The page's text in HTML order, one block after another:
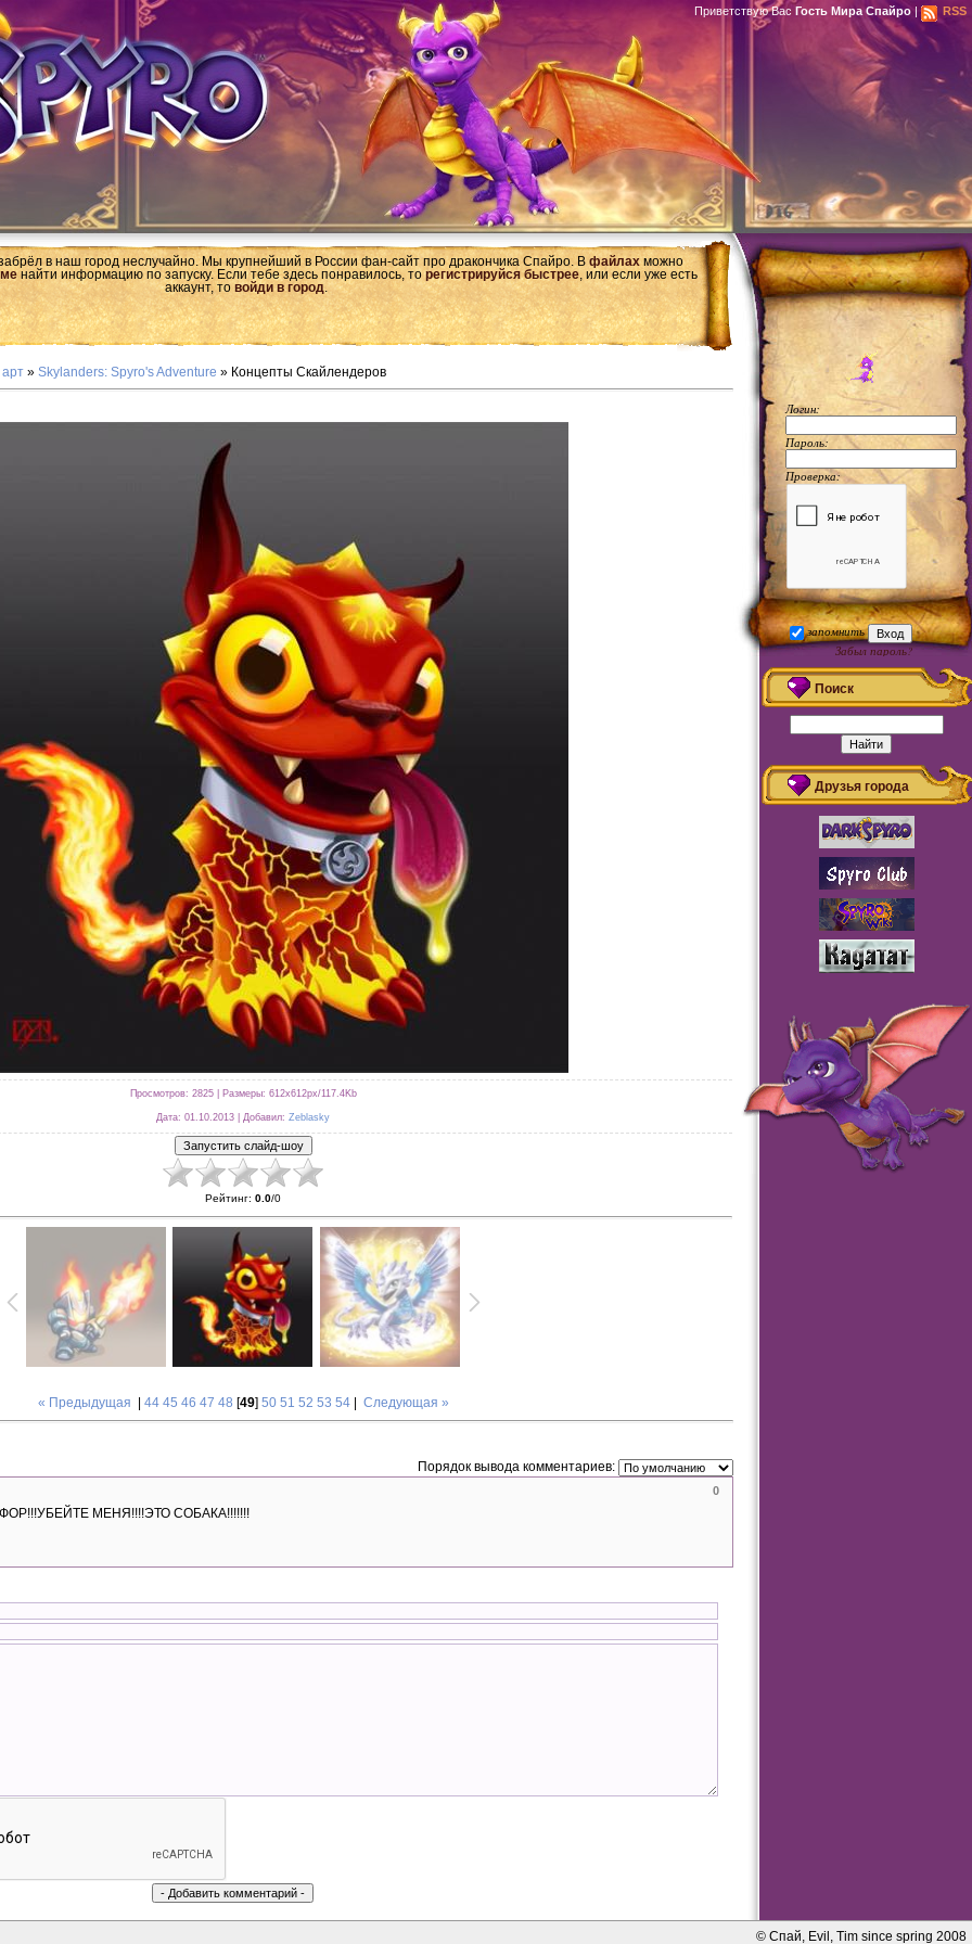
Приветствую Вас Гость Мира Спайро | RSS
в наш город неслучайно. Мы крупнейший в России фан-сайт про дракончика Спайро. В файлахможно
найти информацию по запуску. Если тебе здесь понравилось, торегистрируйся быстрее, или если уже есть
аккаунт, то войди в город.
» Skylanders: Spyro's Adventure » Концепты Скайлендеров
Просмотров: 2825 | Размеры: 612x612px/117.4Kb
Дата: 01.10.2013 | Добавил: Zeblasky
Рейтинг: 0.0/0
« Предыдущая 44 45 46 47 48 [49] 50 51 52 53 54| Следующая »
Порядок вывода комментариев:
0
МЕНЯ!!!!ЭТО СОБАКА!!!!!!!
Логин:
Пароль:
Проверка:
запомнить
Забыл пароль?
Регистрация
Поиск
Друзья города
© Спай, Evil, Tim since spring 2008